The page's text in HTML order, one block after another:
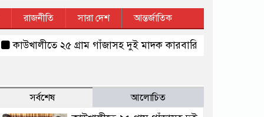
রাজনীতি সারা দেশ আন্তর্জাতিক
২৫ গ্রাম গাঁজাসহ দুই মাদক কারবারি গ্রেপ্তার: ‘মাদকের
সর্বশেষ আলোচিত